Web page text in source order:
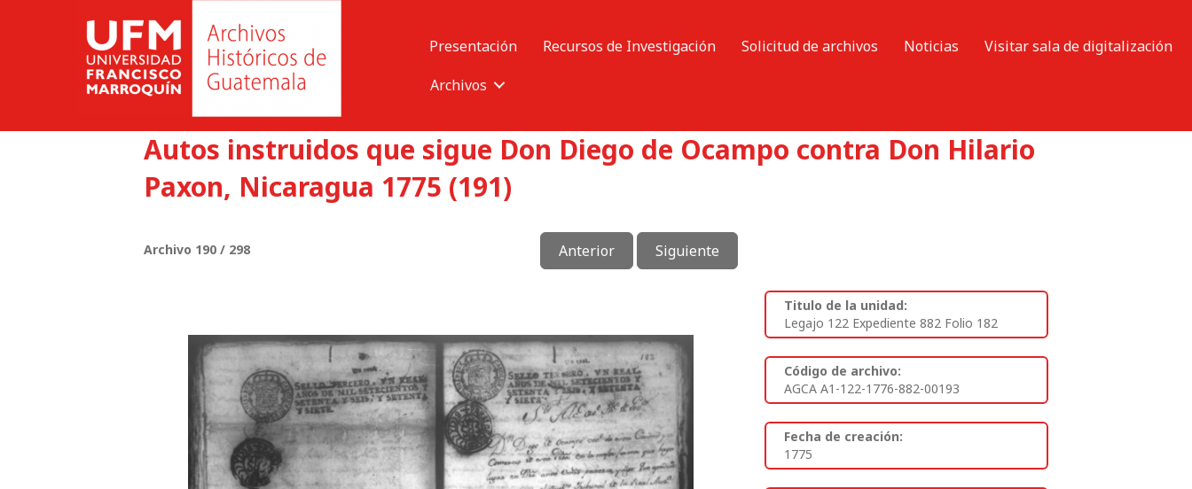
Presentación Recursos de Investigación Solicitud de archivos Noticias
Visitar sala de digitalización
Archivos
Autos instruidos que sigue Don Diego de Ocampo contra Don Hilario
Paxon, Nicaragua 1775 (191)
Archivo 190 / 298 Anterior Siguiente
Titulo de la unidad:
Legajo 122 Expediente 882 Folio 182
Código de archivo:
AGCA A1-122-1776-882-00193
Fecha de creación:
1775